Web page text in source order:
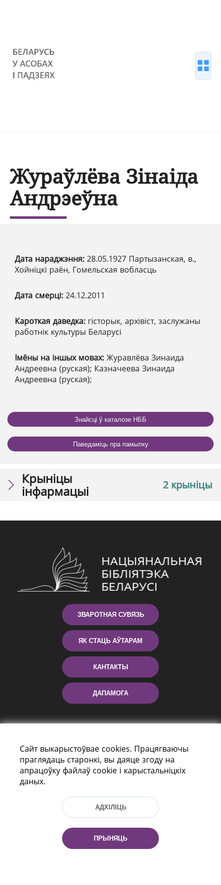
Жураўлёва Зінаіда
Андрэеўна
Дата нараджэння: 28.05.1927 Партызанская, в.,
Хойніцкі раён, Гомельская вобласць
Дата смерці: 24.12.2011
Кароткая даведка: гісторык, архівіст, заслужаны
работнік культуры Беларусі
Імёны на іншых мовах: Журавлёва Зинаида
Андреевна (руская); Казначеева Зинаида
Андреевна (руская);
Знайсці ў каталозе НББ
Паведаміць пра памылку
2 крыніцы
Крыніцы
інфармацыі
ЗВАРОТНАЯ СУВЯЗЬ
ЯК СТАЦЬ АЎТАРАМ
КАНТАКТЫ
ДАПАМОГА
праспект Незалежнасці 116
г. Мiнск, Рэспубліка Беларусь, 220114
Тэл.: (+375 17) 368 37 37, Факс: (+375 17)
Эл. пошта: inbox@nlb.by
Сайт выкарыстоўвае cookies. Працягваючы
праглядаць старонкі, вы даяце згоду на
апрацоўку файлаў cookie і карыстальніцкіх
даных.
АДХІЛІЦЬ
ПРЫНЯЦЬ